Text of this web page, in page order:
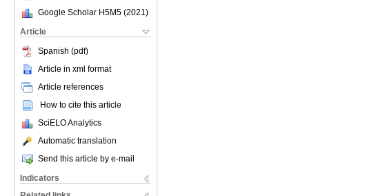
Google Scholar H5M5 (2021 )
Article
Spanish (pdf)
Article in xml format
Article references
How to cite this article
SciELO Analytics
Automatic translation
Send this article by e-mail
Indicators